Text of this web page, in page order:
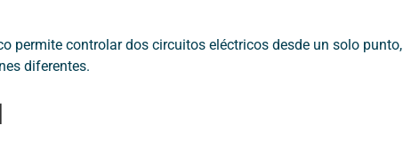
permite controlar dos circuitos eléctricos desde un solo
diferentes.